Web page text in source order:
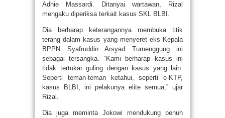
Adhie Massardi. Ditanyai wartawan, Rizal
mengaku diperiksa terkait kasus SKL BLBI.
Dia berharap keterangannya membuka titik
terang dalam kasus yang menyeret eks Kepala
BPPN Syafruddin Arsyad Tumenggung ini
sebagai tersangka. “Kami berharap kasus ini
tidak tertukar guling dengan kasus yang lain.
Seperti teman-teman ketahui, seperti e-KTP,
kasus BLBI, ini pelakunya elite semua,” ujar
Rizal.
Dia juga meminta Jokowi mendukung penuh